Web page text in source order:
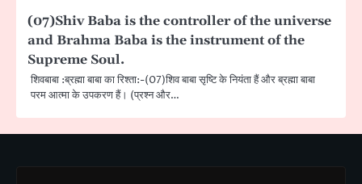
(07)Shiv Baba is the controller of the universe
and Brahma Baba is the instrument of the
Supreme Soul.
शिवबाबा :ब्रह्मा बाबा का रिश्ता:-(07)शिव बाबा सृष्टि के नियंता हैं और ब्रह्मा बाबा
परम आत्मा के उपकरण हैं। (प्रश्न और…